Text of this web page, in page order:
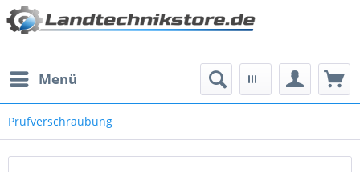
Menü
Prüfverschraubung